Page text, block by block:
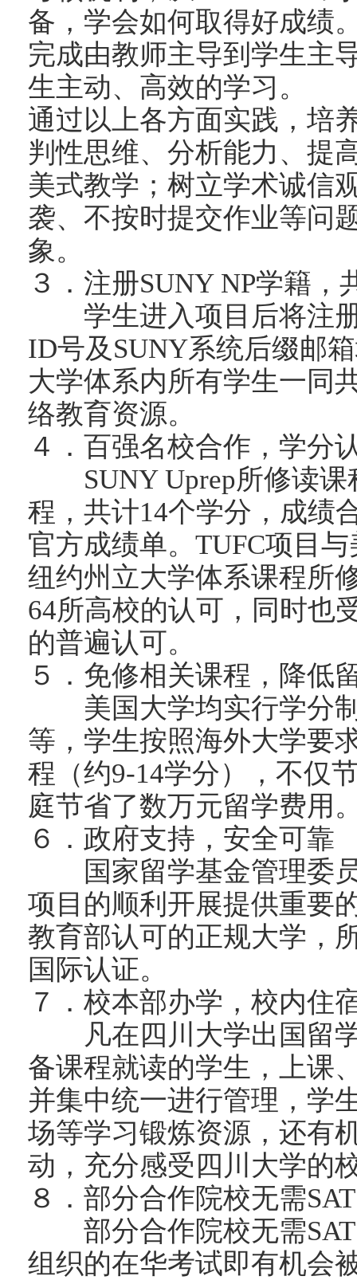
备，学会如何取得好成绩
完成由教师主导到学生主
生主动、高效的学习。
通过以上各方面实践，培
判性思维、分析能力、提
美式教学；树立学术诚信
袭、不按时提交作业等问
象。
３．注册SUNY NP学籍，
学生进入项目后将注册
ID号及SUNY系统后缀邮
大学体系内所有学生一同
络教育资源。
４．百强名校合作，学分
SUNY Uprep所修读课
程，共计14个学分，成绩
官方成绩单。TUFC项目
纽约州立大学体系课程所
64所高校的认可，同时也
的普遍认可。
５．免修相关课程，降低
美国大学均实行学分制
等，学生按照海外大学要
程（约9-14学分），不仅
庭节省了数万元留学费用
６．政府支持，安全可靠
国家留学基金管理委员
项目的顺利开展提供重要
教育部认可的正规大学，
国际认证。
７．校本部办学，校内住
凡在四川大学出国留学
备课程就读的学生，上课
并集中统一进行管理，学
场等学习锻炼资源，还有
动，充分感受四川大学的
８．部分合作院校无需
部分合作院校无需SAT
组织的在华考试即有机会